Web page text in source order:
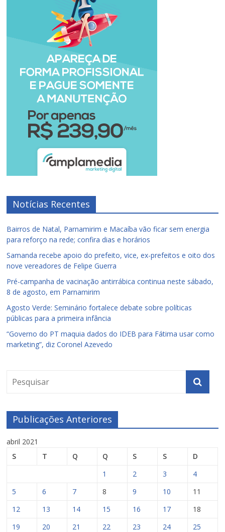
Notícias Recentes
Bairros de Natal, Parnamirim e Macaíba vão ficar sem energia
para reforço na rede; confira dias e horários
Samanda recebe apoio do prefeito, vice, ex-prefeitos e oito dos
nove vereadores de Felipe Guerra
Pré-campanha de vacinação antirrábica continua neste sábado,
8 de agosto, em Parnamirim
Agosto Verde: Seminário fortalece debate sobre políticas
públicas para a primeira infância
“Governo do PT maquia dados do IDEB para Fátima usar como
marketing”, diz Coronel Azevedo
Publicações Anteriores
abril 2021
S
T Q Q S S
D
1
2 3
4
5
6 7 8 9 10
11
12
13 14 15 16 17
18
19
20 21 22 23 24
25